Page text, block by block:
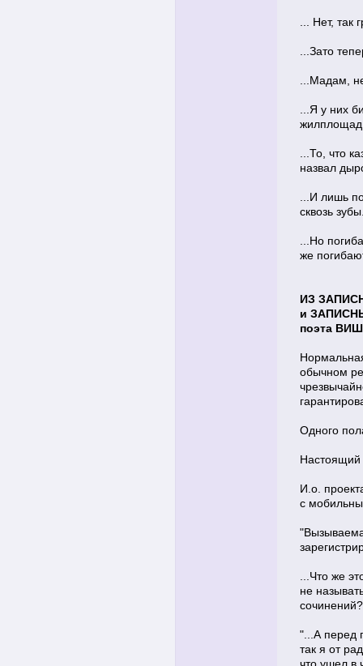
... Нет, так
...Зато
...Мадам,
...Я у них
...То, что
назвал
...И лишь
сквозь
...Но
же
ИЗ
и
поэта
обычном
Одного
Настоящий
И.о.
с
...Что же
не
"...А перед
так я от